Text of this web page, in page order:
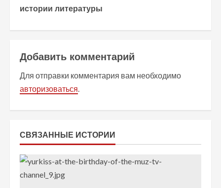
ж
и
т
ь
ч
т
е
н
и
истории литературы
Добавить комментарий
Для отправки комментария вам необходимо
авторизоваться.
СВЯЗАННЫЕ ИСТОРИИ